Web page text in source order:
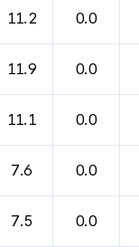
11.2 0.0
11.9 0.0
11.1 0.0
7.6 0.0
7.5 0.0